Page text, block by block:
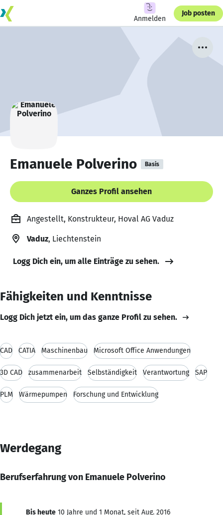
Anmelden
Job posten
Emanuele Polverino Basis
Ganzes Profil ansehen
Angestellt, Konstrukteur, Hoval AG Vaduz
Vaduz, Liechtenstein
Logg Dich ein, um alle Einträge zu sehen.
Fähigkeiten und Kenntnisse
Logg Dich jetzt ein, um das ganze Profil zu sehen.
CAD CATIA Maschinenbau Microsoft Office Anwendungen
3D CAD zusammenarbeit Selbständigkeit Verantwortung SAP
PLM Wärmepumpen Forschung und Entwicklung
Werdegang
Berufserfahrung von Emanuele Polverino
Bis heute 10 Jahre und 1 Monat, seit Aug. 2016